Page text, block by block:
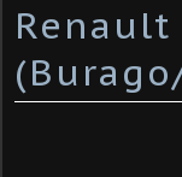
Renault